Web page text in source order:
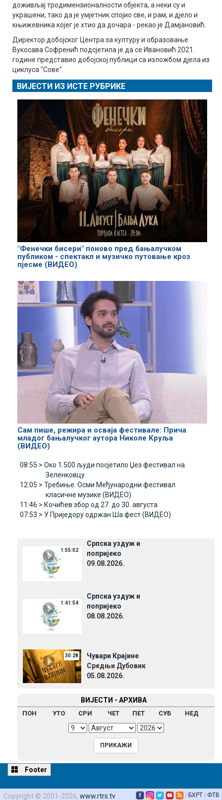
доживљај тродимензионалности објекта, а неки су и
украшени, тако да је умјетник спојио све, и рам, и дјело и
књижевника којег је хтио да дочара - рекао је Дамјановић.
Директор добојског Центра за културу и образовање
Вукосава Софренић подсјетила је да се Ивановић 2021.
године представио добојској публици са изложбом дјела из
циклуса "Сове".
ВИЈЕСТИ ИЗ ИСТЕ РУБРИКЕ
"Фенечки бисери" поново пред бањалучком
публиком - спектакл и музичко путовање кроз
пјесме (ВИДЕО)
Сам пише, режира и осваја фестивале: Прича
младог бањалучког аутора Николе Круља
(ВИДЕО)
08:55 > Око 1.500 људи посјетило Џез фестивал на
Зеленковцу
12:05 > Требиње: Осми Међународни фестивал
класичне музике (ВИДЕО)
11:46 > Кочићев збор од 27. до 30. августа
07:53 > У Приједору одржан Ша фест (ВИДЕО)
1:55:02
Српска уздуж и
попријеко
09.08.2026.
1:41:54
Српска уздуж и
попријеко
08.08.2026.
30:28
Чувари Крајине
Средњи Дубовик
05.08.2026.
ВИЈЕСТИ - АРХИВА
ПОН УТО СРИ ЧЕТ ПЕТ СУБ НЕД
Footer
Copyright © 2001-2026, www.rtrs.tv | БХРТ | ФТВ